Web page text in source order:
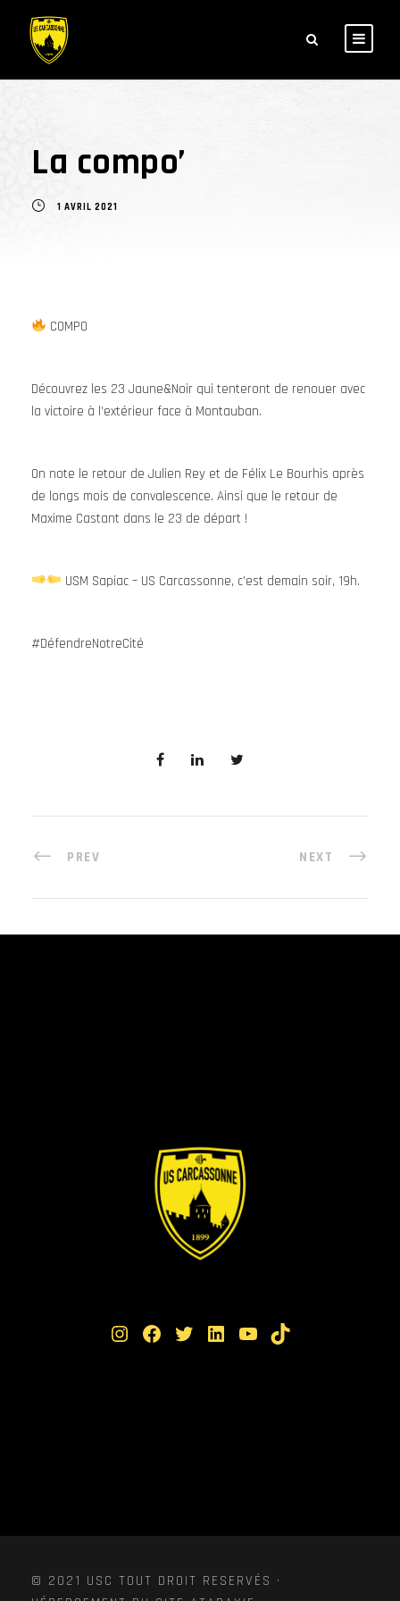
La compo’
1 AVRIL 2021
COMPO
Découvrez les 23 Jaune&Noir qui tenteront de renouer avec
la victoire à l’extérieur face à Montauban.
On note le retour de Julien Rey et de Félix Le Bourhis après
de longs mois de convalescence. Ainsi que le retour de
Maxime Castant dans le 23 de départ !
USM Sapiac – US Carcassonne, c’est demain soir, 19h.
#DéfendreNotreCité
PREV NEXT
Instagram Facebook Twitter LinkedIn YouTube TikTok
© 2021 USC TOUT DROIT RESERVÉS ·